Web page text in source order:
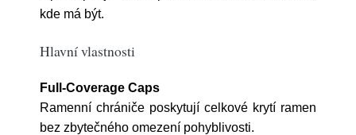
kde má být.
Hlavní vlastnosti
Full-Coverage Caps
Ramenní chrániče poskytují celkové krytí ramen
bez zbytečného omezení pohyblivosti.